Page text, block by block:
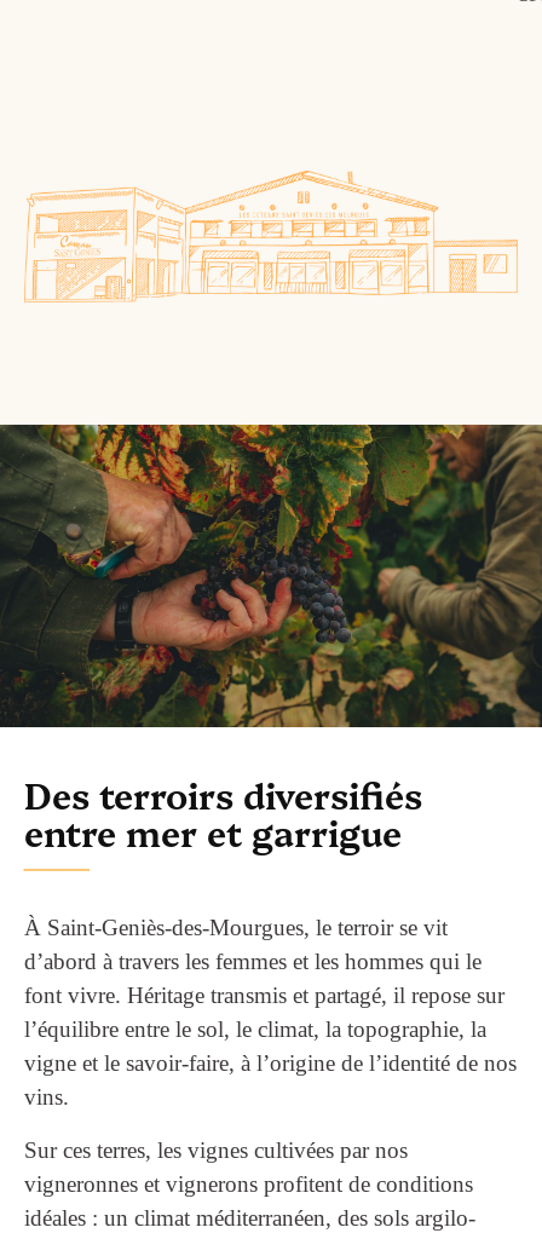
Des terroirs diversifiés
entre mer et garrigue
À Saint-Geniès-des-Mourgues, le terroir se vit
d’abord à travers les femmes et les hommes qui le
font vivre. Héritage transmis et partagé, il repose sur
l’équilibre entre le sol, le climat, la topographie, la
vigne et le savoir-faire, à l’origine de l’identité de nos
vins.
Sur ces terres, les vignes cultivées par nos
vigneronnes et vignerons profitent de conditions
idéales : un climat méditerranéen, des sols argilo-